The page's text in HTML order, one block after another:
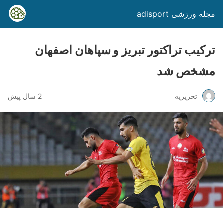
مجله ورزشی adisport
ترکیب تراکتور تبریز و سپاهان اصفهان
مشخص شد
تحریریه 2 سال پیش